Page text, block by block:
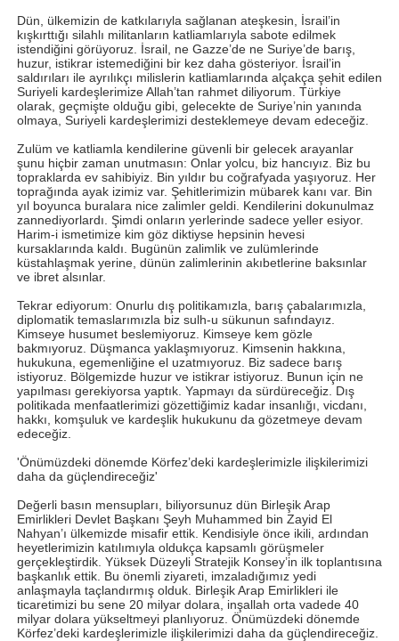
Dün, ülkemizin de katkılarıyla sağlanan ateşkesin, İsrail’in
kışkırttığı silahlı militanların katliamlarıyla sabote edilmek
istendiğini görüyoruz. İsrail, ne Gazze’de ne Suriye’de barış,
huzur, istikrar istemediğini bir kez daha gösteriyor. İsrail’in
saldırıları ile ayrılıkçı milislerin katliamlarında alçakça şehit edilen
Suriyeli kardeşlerimize Allah’tan rahmet diliyorum. Türkiye
olarak, geçmişte olduğu gibi, gelecekte de Suriye’nin yanında
olmaya, Suriyeli kardeşlerimizi desteklemeye devam edeceğiz.
Zulüm ve katliamla kendilerine güvenli bir gelecek arayanlar
şunu hiçbir zaman unutmasın: Onlar yolcu, biz hancıyız. Biz bu
topraklarda ev sahibiyiz. Bin yıldır bu coğrafyada yaşıyoruz. Her
toprağında ayak izimiz var. Şehitlerimizin mübarek kanı var. Bin
yıl boyunca buralara nice zalimler geldi. Kendilerini dokunulmaz
zannediyorlardı. Şimdi onların yerlerinde sadece yeller esiyor.
Harim-i ismetimize kim göz diktiyse hepsinin hevesi
kursaklarında kaldı. Bugünün zalimlik ve zulümlerinde
küstahlaşmak yerine, dünün zalimlerinin akıbetlerine baksınlar
ve ibret alsınlar.
Tekrar ediyorum: Onurlu dış politikamızla, barış çabalarımızla,
diplomatik temaslarımızla biz sulh-u sükunun safındayız.
Kimseye husumet beslemiyoruz. Kimseye kem gözle
bakmıyoruz. Düşmanca yaklaşmıyoruz. Kimsenin hakkına,
hukukuna, egemenliğine el uzatmıyoruz. Biz sadece barış
istiyoruz. Bölgemizde huzur ve istikrar istiyoruz. Bunun için ne
yapılması gerekiyorsa yaptık. Yapmayı da sürdüreceğiz. Dış
politikada menfaatlerimizi gözettiğimiz kadar insanlığı, vicdanı,
hakkı, komşuluk ve kardeşlik hukukunu da gözetmeye devam
edeceğiz.
'Önümüzdeki dönemde Körfez’deki kardeşlerimizle ilişkilerimizi
daha da güçlendireceğiz'
Değerli basın mensupları, biliyorsunuz dün Birleşik Arap
Emirlikleri Devlet Başkanı Şeyh Muhammed bin Zayid El
Nahyan’ı ülkemizde misafir ettik. Kendisiyle önce ikili, ardından
heyetlerimizin katılımıyla oldukça kapsamlı görüşmeler
gerçekleştirdik. Yüksek Düzeyli Stratejik Konsey’in ilk toplantısına
başkanlık ettik. Bu önemli ziyareti, imzaladığımız yedi
anlaşmayla taçlandırmış olduk. Birleşik Arap Emirlikleri ile
ticaretimizi bu sene 20 milyar dolara, inşallah orta vadede 40
milyar dolara yükseltmeyi planlıyoruz. Önümüzdeki dönemde
Körfez’deki kardeşlerimizle ilişkilerimizi daha da güçlendireceğiz.